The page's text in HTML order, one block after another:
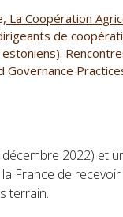
La Coopération
de
Governance
2022) et
France de
terrain.